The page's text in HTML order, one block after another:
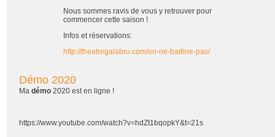
Nous sommes ravis de vous y retrouver pour
commencer cette saison !
Infos et réservations:
http://theatregalabru.com/on-ne-badine-pas/
Démo 2020
Madémo 2020 est en ligne !
https://www.youtube.com/watch?v=hdZt1bqopkY&t=21s